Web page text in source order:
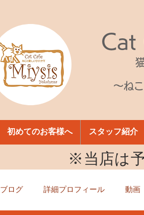
Cat
～ね
初めてのお客様へ スタッフ紹介
​※当店は
ブログ 詳細プロフィール 動画